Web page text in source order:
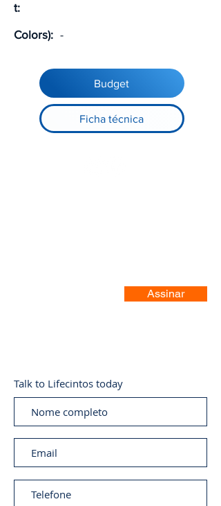
t:
Colors): -
Budget
Ficha técnica
Assinar
Talk to Lifecintos today